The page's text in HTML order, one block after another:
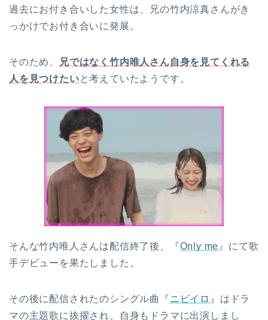
過去にお付き合いした女性は、兄の竹内涼真さんがき
っかけでお付き合いに発展。
そのため、
兄ではなく竹内唯人さん自身を見てくれる
人を見つけたいと考えていたようです。
そんな竹内唯人さんは配信終了後、『Only me 』にて歌
手デビューを果たしました。
その後に配信されたのシングル曲『ニビイロ 』はドラ
マの主題歌に抜擢され、自身もドラマに出演しまし